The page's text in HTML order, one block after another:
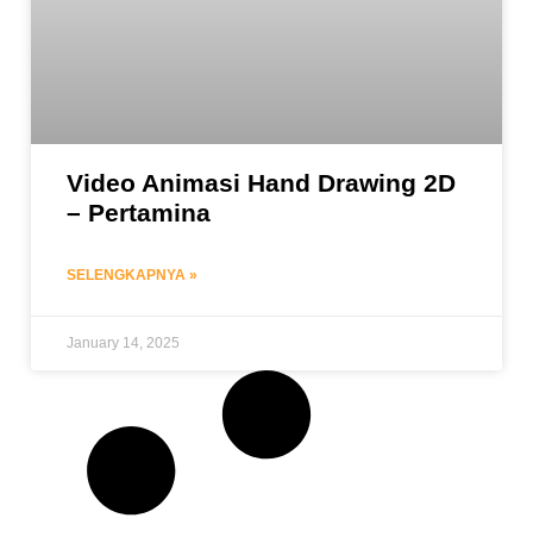
Video Animasi Hand Drawing 2D
– Pertamina
SELENGKAPNYA »
January 14, 2025